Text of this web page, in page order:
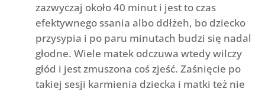
zazwyczaj około 40 minut i jest to czas
efektywnego ssania albo ddłżeh, bo dziecko
przysypia i po paru minutach budzi się nadal
głodne. Wiele matek odczuwa wtedy wilczy
głód i jest zmuszona coś zjeść. Zaśnięcie po
takiej sesji karmienia dziecka i matki też nie